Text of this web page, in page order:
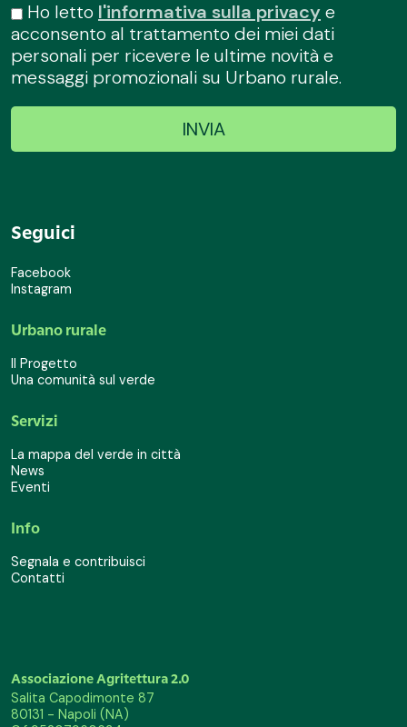
Ho letto l'informativa sulla privacye
acconsento al trattamento dei miei dati
personali per ricevere le ultime novità e
messaggi promozionali su Urbano rurale.
Seguici
Facebook
Instagram
Urbano rurale
Il Progetto
Una comunità sul verde
Servizi
La mappa del verde in città
News
Eventi
Info
Segnala e contribuisci
Contatti
Associazione Agritettura 2.0
Salita Capodimonte 87
80131 - Napoli (NA)